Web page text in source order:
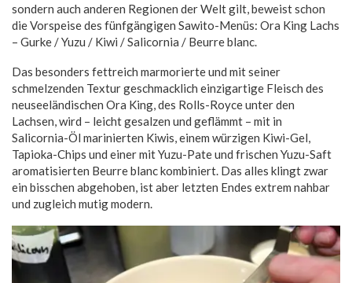
sondern auch anderen Regionen der Welt gilt, beweist schon
die Vorspeise des fünfgängigen Sawito-Menüs: Ora King Lachs
– Gurke / Yuzu / Kiwi / Salicornia / Beurre blanc.
Das besonders fettreich marmorierte und mit seiner
schmelzenden Textur geschmacklich einzigartige Fleisch des
neuseeländischen Ora King, des Rolls-Royce unter den
Lachsen, wird – leicht gesalzen und geflämmt – mit in
Salicornia-Öl marinierten Kiwis, einem würzigen Kiwi-Gel,
Tapioka-Chips und einer mit Yuzu-Pate und frischen Yuzu-Saft
aromatisierten Beurre blanc kombiniert. Das alles klingt zwar
ein bisschen abgehoben, ist aber letzten Endes extrem nahbar
und zugleich mutig modern.